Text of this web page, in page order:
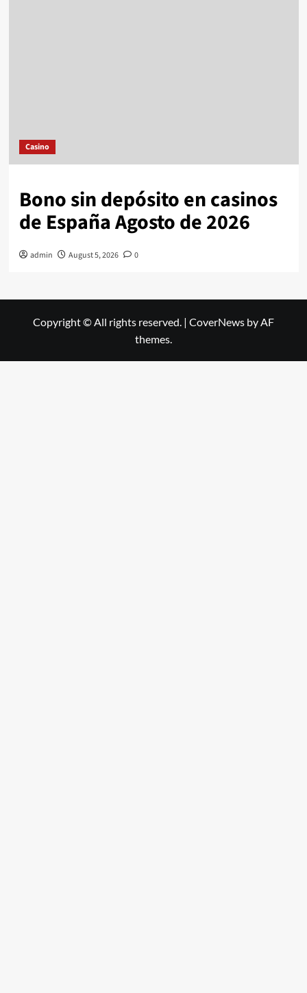
Casino
Bono sin depósito en casinos
de España Agosto de 2026
admin August 5, 2026 0
Copyright © All rights reserved. | CoverNews by AF
themes.